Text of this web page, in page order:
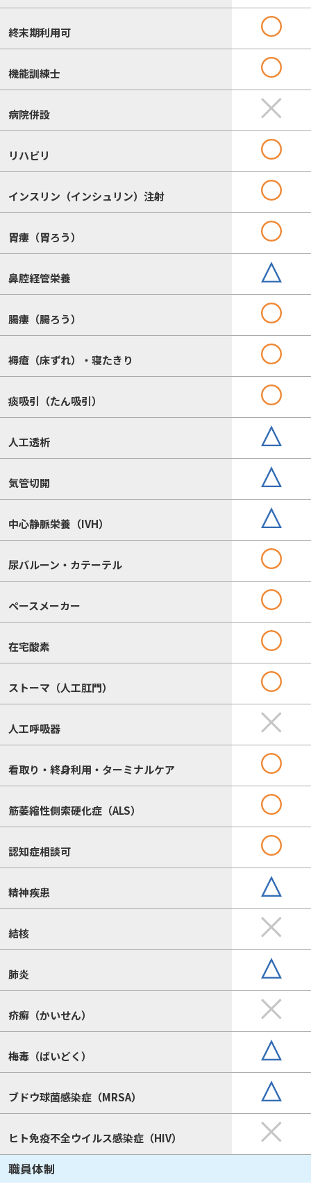
終末期利用可
機能訓練士
病院併設
リハビリ
インスリン（インシュリン）注射
胃瘻（胃ろう）
鼻腔経管栄養
腸瘻（腸ろう）
褥瘡（床ずれ）・寝たきり
痰吸引（たん吸引）
人工透析
気管切開
中心静脈栄養（IVH）
尿バルーン・カテーテル
ペースメーカー
在宅酸素
ストーマ（人工肛門）
人工呼吸器
看取り・終身利用・ターミナルケア
筋萎縮性側索硬化症（ALS）
認知症相談可
精神疾患
結核
肺炎
疥癬（かいせん）
梅毒（ばいどく）
ブドウ球菌感染症（MRSA）
ヒト免疫不全ウイルス感染症（HIV）
職員体制